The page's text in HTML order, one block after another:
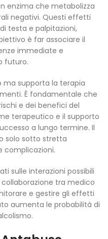
enzima che metabolizza
negativi. Questi effetti
testa e palpitazioni,
è far associare il
immediate e
futuro.
ma supporta la terapia
È fondamentale che
e dei benefici del
terapeutico e il supporto
a lungo termine. Il
solo sotto stretta
complicazioni.
sulle interazioni possibili
tra medico
e gestire gli effetti
aumenta le probabilità di